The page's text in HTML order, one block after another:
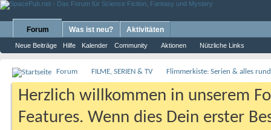
Forum
Neue Beiträge Hilfe Kalender Community Aktionen Nützliche Links
Was ist neu? Aktivitäten
Forum FILME, SERIEN & TV Flimmerkiste: Serien & alles
Herzlich willkommen in unserem
Features. Wenn dies Dein erster